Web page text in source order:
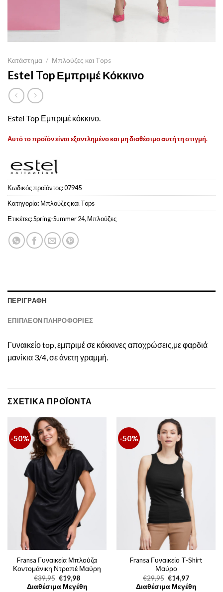
Κατάστημα / Μπλούζες και Tops
Estel Top Εμπριμέ Κόκκινο
Estel Top Εμπριμέ κόκκινο.
Αυτό το προϊόν είναι εξαντλημένο και μη διαθέσιμο αυτή τη στιγμή.
Κωδικός προϊόντος:07945
Κατηγορία:Μπλούζες και Tops
Ετικέτες:Spring-Summer 24, Μπλούζες
ΠΕΡΙΓΡΑΦΉ
ΕΠΙΠΛΈΟΝ ΠΛΗΡΟΦΟΡΊΕΣ
Γυναικείο top, εμπριμέ σε κόκκινες αποχρώσεις,με φαρδιά
μανίκια 3/4, σε άνετη γραμμή.
ΣΧΕΤΙΚΆ ΠΡΟΪΌΝΤΑ
-50%
Fransa Γυναικεία Μπλούζα
Κοντομάνικη Ντραπέ Μαύρη
€39,95 Original
price
was:
€19,98Η
τρέχουσα
τιμή
Διαθέσιμα Μεγέθη
-50%
Fransa Γυναικείο T-Shirt
Μαύρο
€29,95 Original
price
was:
€14,97Η
τρέχουσα
τιμή
Διαθέσιμα Μεγέθη